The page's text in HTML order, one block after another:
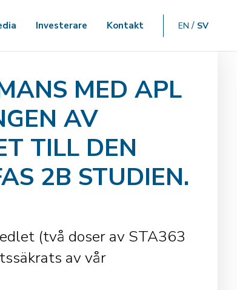
Investerare Kontakt EN SV
MED APL
AV
TILL DEN
2B STUDIEN.
(två doser av STA363
av vår